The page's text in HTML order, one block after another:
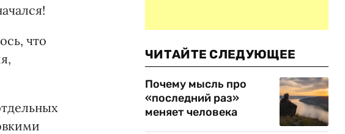
что
ЧИТАЙТЕ СЛЕДУЮЩЕЕ
Почему мысль про
«последний раз»
меняет человека